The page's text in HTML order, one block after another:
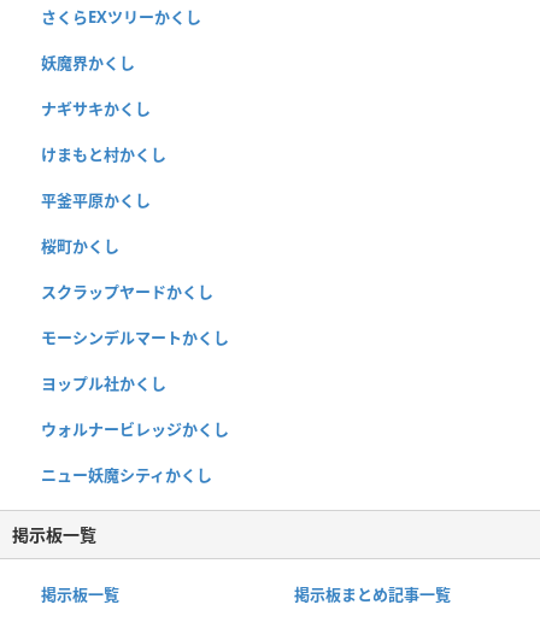
さくらEXツリーかくし
妖魔界かくし
ナギサキかくし
けまもと村かくし
平釜平原かくし
桜町かくし
スクラップヤードかくし
モーシンデルマートかくし
ヨップル社かくし
ウォルナービレッジかくし
ニュー妖魔シティかくし
掲示板一覧
掲示板一覧 掲示板まとめ記事一覧